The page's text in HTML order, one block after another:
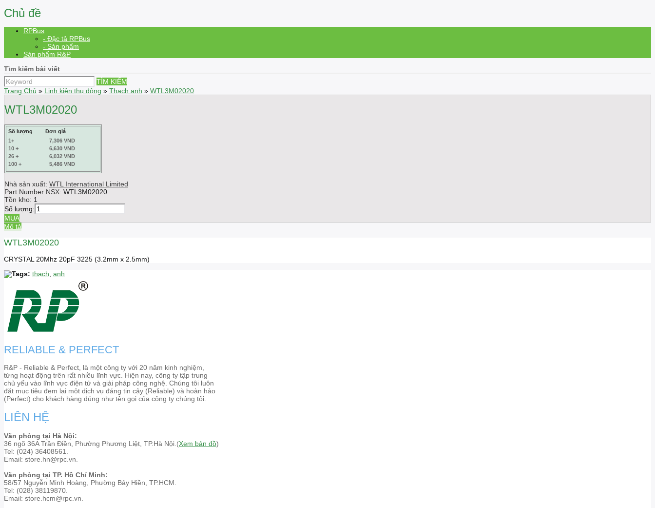
Chủ đề
RPBus
- Đặc tả RPBus
- Sản phẩm
Sản phẩm R&P
Tìm kiếm bài viết
TÌM KIẾM
Trang Chủ » Linh kiện thụ động » Thạch anh » WTL3M02020
WTL3M02020
Số lượng
Đơn giá
1+
7,306 VND
10 +
6,630 VND
26 +
6,032 VND
100 +
5,486 VND
Nhà sản xuất: WTL International Limited
Part Number NSX: WTL3M02020
Tồn kho: 1
Số lượng:
MUA
Mô tả
WTL3M02020
CRYSTAL 20Mhz 20pF 3225 (3.2mm x 2.5mm)
Tags: thạch anh
RELIABLE & PERFECT
R&P - Reliable & Perfect, là một công ty với 20 năm kinh nghiệm,
từng hoạt động trên rất nhiều lĩnh vực. Hiện nay, công ty tập trung
chủ yếu vào lĩnh vực điện tử và giải pháp công nghệ. Chúng tôi luôn
đặt mục tiêu đem lại một dịch vụ đáng tin cậy (Reliable) và hoàn hảo
(Perfect) cho khách hàng đúng như tên gọi của công ty chúng tôi.
LIÊN HỆ
Văn phòng tại Hà Nội:
36 ngõ 36A Trần Điền, Phường Phương Liệt, TP.Hà Nội.(Xem bản đồ)
Tel: (024) 36408561.
Email: store.hn@rpc.vn.
Văn phòng tại TP. Hồ Chí Minh:
58/57 Nguyễn Minh Hoàng, Phường Bảy Hiền, TP.HCM.
Tel: (028) 38119870.
Email: store.hcm@rpc.vn.